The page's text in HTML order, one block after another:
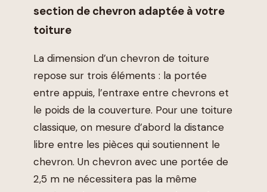
section de chevron adaptée à votre
toiture
La dimension d’un chevron de toiture
repose sur trois éléments : la portée
entre appuis, l’entraxe entre chevrons et
le poids de la couverture. Pour une toiture
classique, on mesure d’abord la distance
libre entre les pièces qui soutiennent le
chevron. Un chevron avec une portée de
2,5 m ne nécessitera pas la même